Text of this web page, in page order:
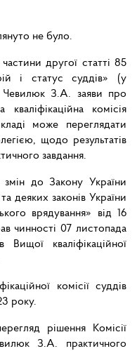
не було.
другої статті 85
і статус суддів» (у
Чевилюк З.А. заяви про
комісія
може переглядати
щодо результатів
завдання.
до Закону України
деяких законів України
врядування» від 16
чинності 07 листопада
кваліфікаційної
комісії суддів
року.
рішення Комісії
З.А. практичного